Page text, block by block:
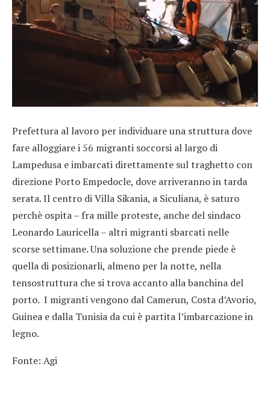
Prefettura al lavoro per individuare una struttura dove
fare alloggiare i 56 migranti soccorsi al largo di
Lampedusa e imbarcati direttamente sul traghetto con
direzione Porto Empedocle, dove arriveranno in tarda
serata. Il centro di Villa Sikania, a Siculiana, è saturo
perchè ospita – fra mille proteste, anche del sindaco
Leonardo Lauricella – altri migranti sbarcati nelle
scorse settimane. Una soluzione che prende piede è
quella di posizionarli, almeno per la notte, nella
tensostruttura che si trova accanto alla banchina del
porto. I migranti vengono dal Camerun, Costa d’Avorio,
Guinea e dalla Tunisia da cui è partita l’imbarcazione in
legno.
Fonte: Agi